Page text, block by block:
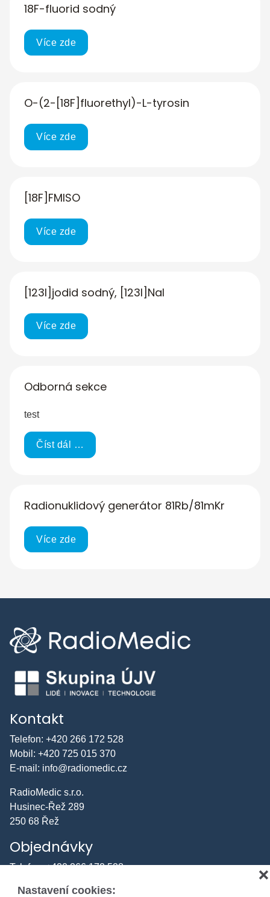
Nastavení cookies:
❌
18F-fluorid sodný
Více zde
O-(2-[18F]fluorethyl)-L-tyrosin
Více zde
[18F]FMISO
Více zde
[123I]jodid sodný, [123I]NaI
Více zde
Odborná sekce
test
Číst dál …
Radionuklidový generátor 81Rb/81mKr
Více zde
Kontakt
Telefon: +420 266 172 528
Mobil: +420 725 015 370
E-mail: info@radiomedic.cz
RadioMedic s.r.o.
Husinec-Řež 289
250 68 Řež
Objednávky
Telefon:+420 266 172 528